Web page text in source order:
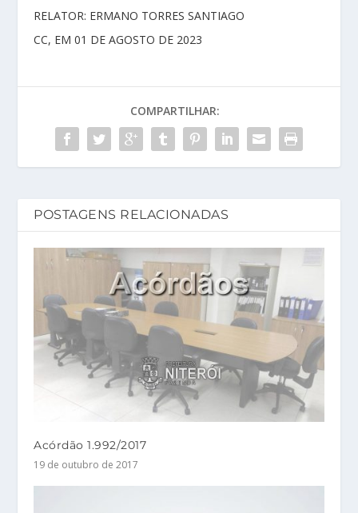
RELATOR: ERMANO TORRES SANTIAGO
CC, EM 01 DE AGOSTO DE 2023
COMPARTILHAR:
POSTAGENS RELACIONADAS
Acórdão 1.992/2017
19 de outubro de 2017